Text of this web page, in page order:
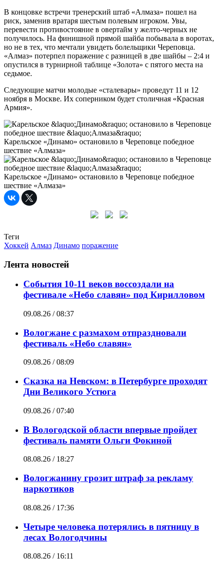
В концовке встречи тренерский штаб «Алмаза» пошел на
риск, заменив вратаря шестым полевым игроком. Увы,
перевести противостояние в овертайм у желто-черных не
получилось. На финишной прямой шайба побывала в воротах,
но не в тех, что мечтали увидеть болельщики Череповца.
«Алмаз» потерпел поражение с разницей в две шайбы – 2:4 и
опустился в турнирной таблице «Золота» с пятого места на
седьмое.
Следующие матчи молодые «сталевары» проведут 11 и 12
ноября в Москве. Их соперником будет столичная «Красная
Армия».
Карельское «Динамо» остановило в Череповце победное
шествие «Алмаза»
Карельское «Динамо» остановило в Череповце победное
шествие «Алмаза»
Теги
Хоккей Алмаз Динамо поражение
Лента новостей
События 10-11 веков воссоздали на
фестивале «Небо славян» под Кирилловом
09.08.26 / 08:37
Вологжане с размахом отпраздновали
фестиваль «Небо славян»
09.08.26 / 08:09
Сказка на Невском: в Петербурге проходят
Дни Великого Устюга
09.08.26 / 07:40
В Вологодской области впервые пройдет
фестиваль памяти Ольги Фокиной
08.08.26 / 18:27
Вологжанину грозит штраф за рекламу
наркотиков
08.08.26 / 17:36
Четыре человека потерялись в пятницу в
лесах Вологодчины
08.08.26 / 16:11